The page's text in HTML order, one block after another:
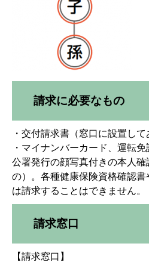
請求に必要なもの
・交付請求書（窓口に設置して
・マイナンバーカード、運転
公署発行の顔写真付きの本人
の）。各種健康保険資格確認
は請求することはできません。
請求窓口
【請求窓口】